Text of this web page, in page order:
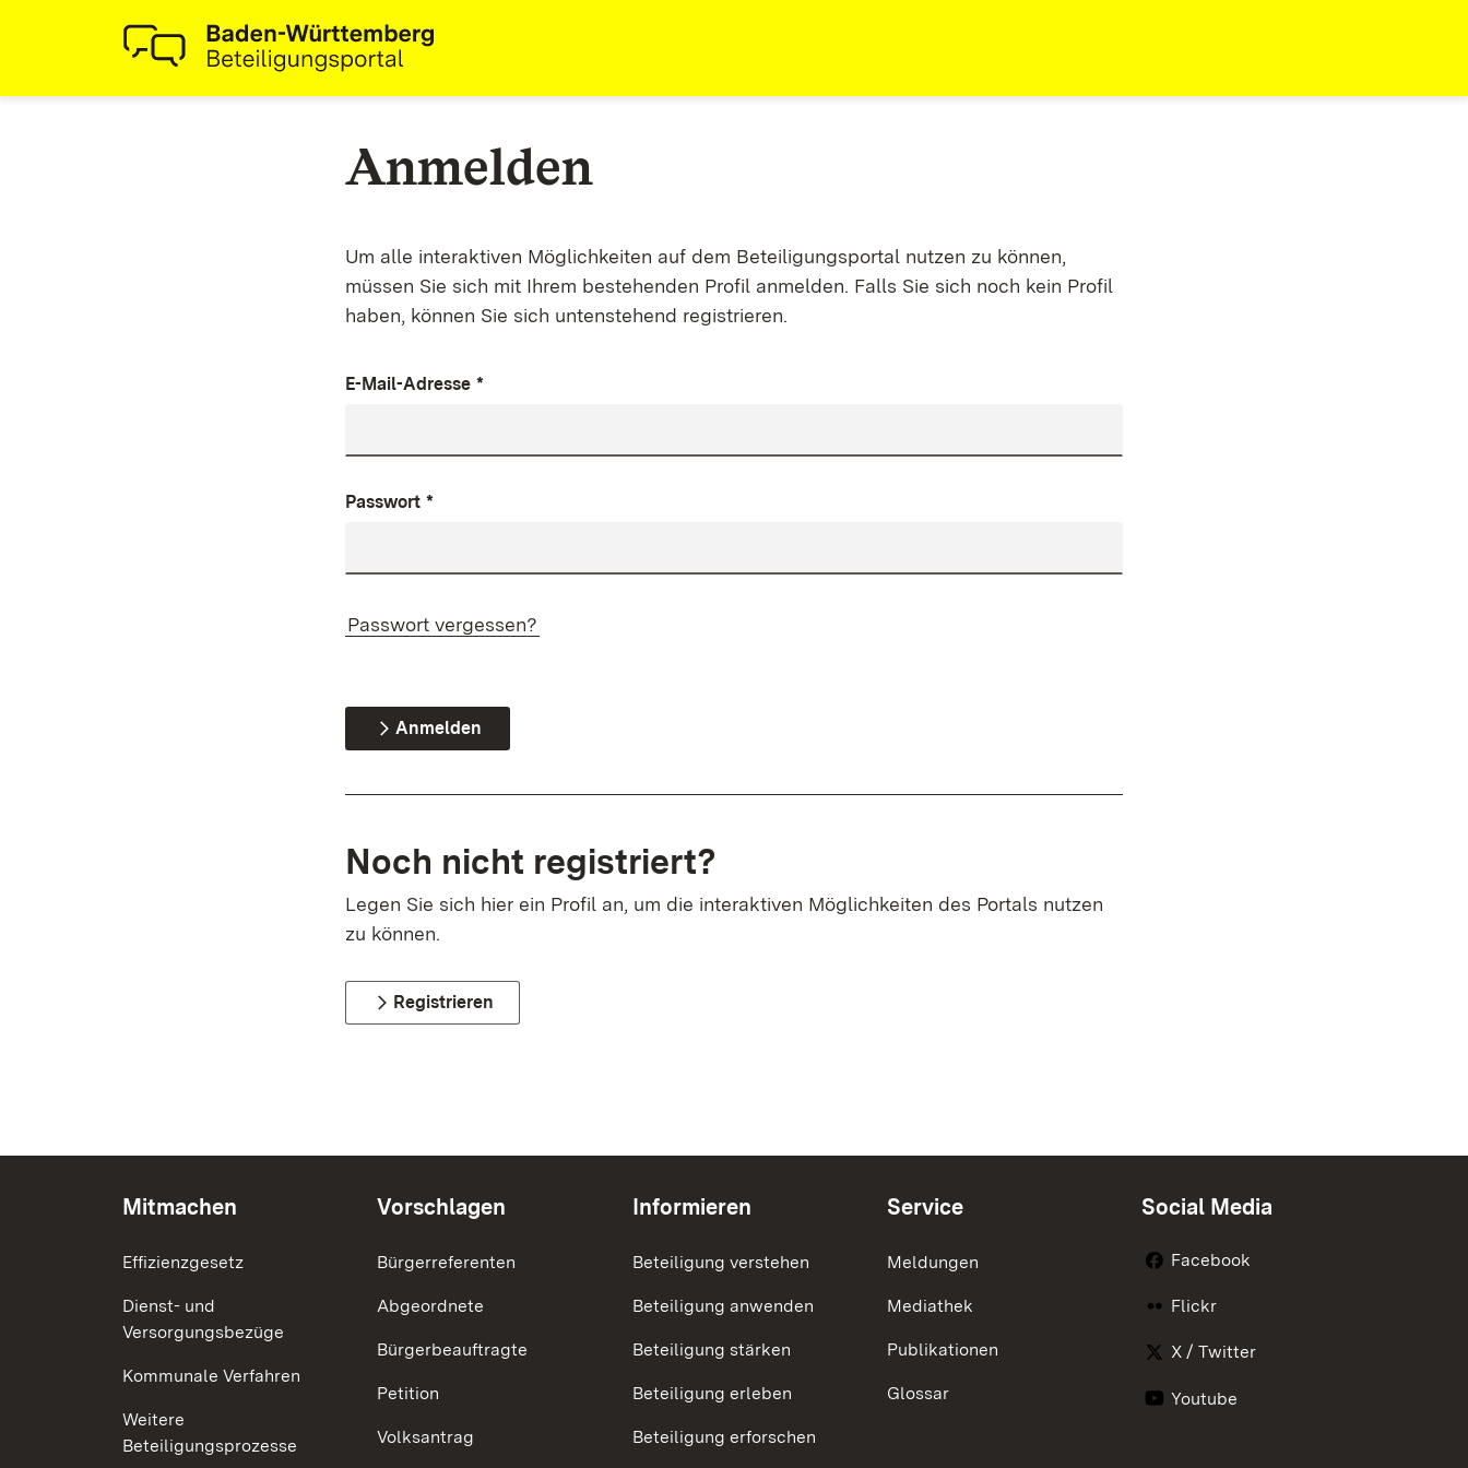
Anmelden
Um alle interaktiven Möglichkeiten auf dem Beteiligungsportal nutzen zu können,
müssen Sie sich mit Ihrem bestehenden Profil anmelden. Falls Sie sich noch kein Profil
haben, können Sie sich untenstehend registrieren.
E-Mail-Adresse *
Passwort *
Passwort vergessen?
Anmelden
Noch nicht registriert?
Legen Sie sich hier ein Profil an, um die interaktiven Möglichkeiten des Portals nutzen
zu können.
Registrieren
Mitmachen
Effizienzgesetz
Dienst- und
Versorgungsbezüge
Kommunale Verfahren
Weitere
Beteiligungsprozesse
Vorschlagen
Bürgerreferenten
Abgeordnete
Bürgerbeauftragte
Petition
Volksantrag
Informieren
Beteiligung verstehen
Beteiligung anwenden
Beteiligung stärken
Beteiligung erleben
Beteiligung erforschen
Service
Meldungen
Mediathek
Publikationen
Glossar
Social Media
Facebook
Flickr
X / Twitter
Youtube